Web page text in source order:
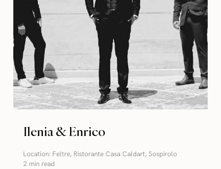
Ilenia & Enrico
Location: Feltre, Ristorante Casa Caldart,Sospirolo
2 min read